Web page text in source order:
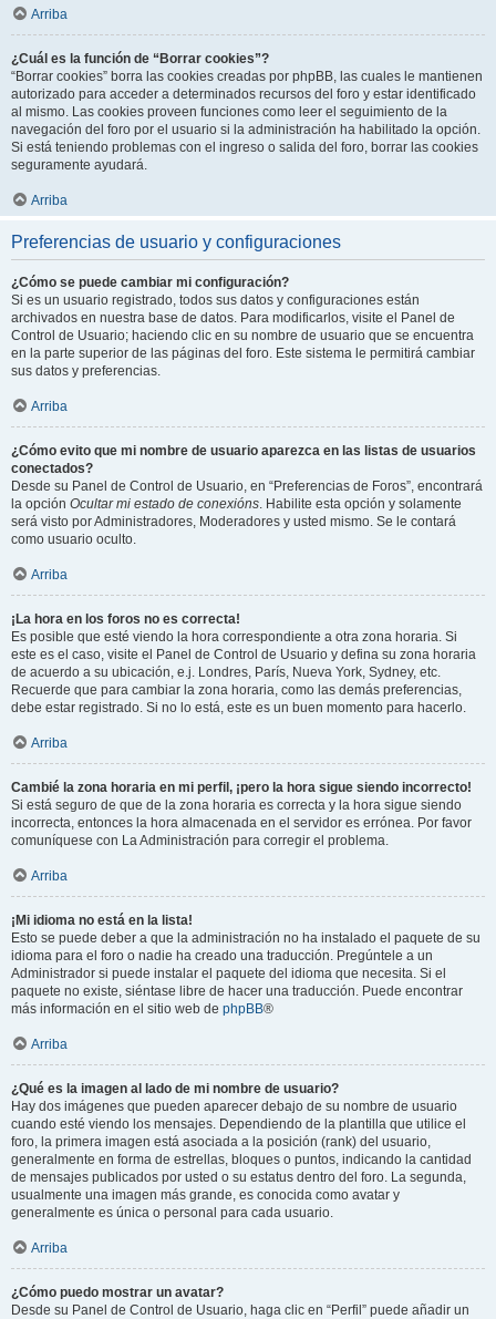
Arriba
¿Cuál es la función de “Borrar cookies”?
“Borrar cookies” borra las cookies creadas por phpBB, las cuales le mantienen
autorizado para acceder a determinados recursos del foro y estar identificado
al mismo. Las cookies proveen funciones como leer el seguimiento de la
navegación del foro por el usuario si la administración ha habilitado la opción.
Si está teniendo problemas con el ingreso o salida del foro, borrar las cookies
seguramente ayudará.
Arriba
Preferencias de usuario y configuraciones
¿Cómo se puede cambiar mi configuración?
Si es un usuario registrado, todos sus datos y configuraciones están
archivados en nuestra base de datos. Para modificarlos, visite el Panel de
Control de Usuario; haciendo clic en su nombre de usuario que se encuentra
en la parte superior de las páginas del foro. Este sistema le permitirá cambiar
sus datos y preferencias.
Arriba
¿Cómo evito que mi nombre de usuario aparezca en las listas de usuarios
conectados?
Desde su Panel de Control de Usuario, en “Preferencias de Foros”, encontrará
la opción Ocultar mi estado de conexións. Habilite esta opción y solamente
será visto por Administradores, Moderadores y usted mismo. Se le contará
como usuario oculto.
Arriba
¡La hora en los foros no es correcta!
Es posible que esté viendo la hora correspondiente a otra zona horaria. Si
este es el caso, visite el Panel de Control de Usuario y defina su zona horaria
de acuerdo a su ubicación, e.j. Londres, París, Nueva York, Sydney, etc.
Recuerde que para cambiar la zona horaria, como las demás preferencias,
debe estar registrado. Si no lo está, este es un buen momento para hacerlo.
Arriba
Cambié la zona horaria en mi perfil, ¡pero la hora sigue siendo incorrecto!
Si está seguro de que de la zona horaria es correcta y la hora sigue siendo
incorrecta, entonces la hora almacenada en el servidor es errónea. Por favor
comuníquese con La Administración para corregir el problema.
Arriba
¡Mi idioma no está en la lista!
Esto se puede deber a que la administración no ha instalado el paquete de su
idioma para el foro o nadie ha creado una traducción. Pregúntele a un
Administrador si puede instalar el paquete del idioma que necesita. Si el
paquete no existe, siéntase libre de hacer una traducción. Puede encontrar
más información en el sitio web de phpBB®
Arriba
¿Qué es la imagen al lado de mi nombre de usuario?
Hay dos imágenes que pueden aparecer debajo de su nombre de usuario
cuando esté viendo los mensajes. Dependiendo de la plantilla que utilice el
foro, la primera imagen está asociada a la posición (rank) del usuario,
generalmente en forma de estrellas, bloques o puntos, indicando la cantidad
de mensajes publicados por usted o su estatus dentro del foro. La segunda,
usualmente una imagen más grande, es conocida como avatar y
generalmente es única o personal para cada usuario.
Arriba
¿Cómo puedo mostrar un avatar?
Desde su Panel de Control de Usuario, haga clic en “Perfil” puede añadir un